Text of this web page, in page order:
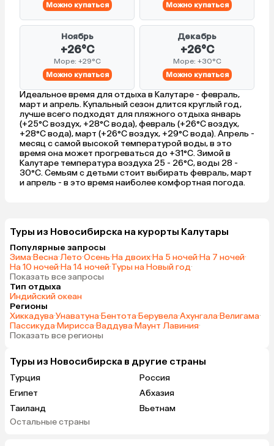
Можно купаться
Можно купаться
Ноябрь
+26°C
Море: +29°C
Можно купаться
Декабрь
+26°C
Море: +30°C
Можно купаться
Идеальное время для отдыха в Калутаре - февраль,
март и апрель. Купальный сезон длится круглый год,
лучше всего подходят для пляжного отдыха январь
(+25°C воздух, +28°C вода), февраль (+26°C воздух,
+28°C вода), март (+26°C воздух, +29°C вода). Апрель -
месяц с самой высокой температурой воды, в это
время она может прогреваться до +31°C. Зимой в
Калутаре температура воздуха 25 - 26°C, воды 28 -
30°C. Семьям с детьми стоит выбирать февраль, март
и апрель - в это время наиболее комфортная погода.
Туры из Новосибирска на курорты Калутары
Популярные запросы
Зима·Весна·Лето·Осень·На двоих·На 5 ночей·На 7 ночей·
На 10 ночей·На 14 ночей·Туры на Новый год·
Показать все запросы
Тип отдыха
Индийский океан
Регионы
Хиккадува·Унаватуна·Бентота·Берувела·Ахунгала·Велигама·
Пассикуда·Мирисса·Ваддува·Маунт Лавиния·
Показать все регионы
Туры из Новосибирска в другие страны
Турция
Россия
Египет
Абхазия
Таиланд
Вьетнам
ОАЭ
Остальные страны